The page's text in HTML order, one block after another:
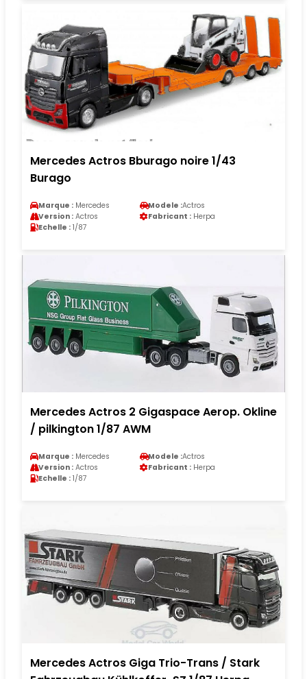
Mercedes Actros Bburago noire 1/43
Burago
Marque : Mercedes Modele :Actros
Version : Actros Fabricant : Herpa
Echelle : 1/87
Mercedes Actros 2 Gigaspace Aerop. Okline
/ pilkington 1/87 AWM
Marque : Mercedes Modele :Actros
Version : Actros Fabricant : Herpa
Echelle : 1/87
Mercedes Actros Giga Trio-Trans / Stark